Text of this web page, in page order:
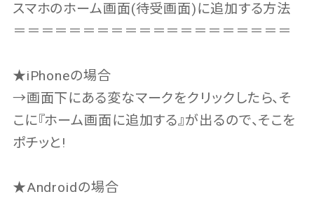
スマホのホーム画面(待受画面)に追加する方法
＝＝＝＝＝＝＝＝＝＝＝＝＝＝＝＝＝＝＝＝
★iPhoneの場合
→画面下にある変なマークをクリックしたら、そ
こに『ホーム画面に追加する』が出るので、そこを
ポチッと!
★Androidの場合